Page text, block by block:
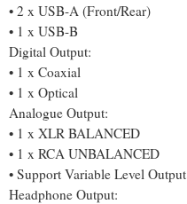
• 2 x USB-A (Front/Rear)
• 1 x USB-B
Digital Output:
• 1 x Coaxial
• 1 x Optical
Analogue Output:
• 1 x XLR BALANCED
• 1 x RCA UNBALANCED
• Support Variable Level Output
Headphone Output: